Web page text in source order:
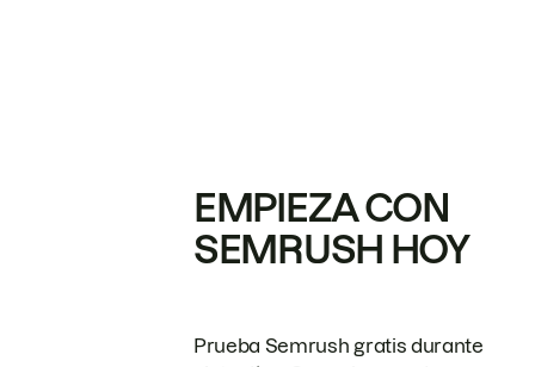
EMPIEZA CON
SEMRUSH HOY
Prueba Semrush gratis durante